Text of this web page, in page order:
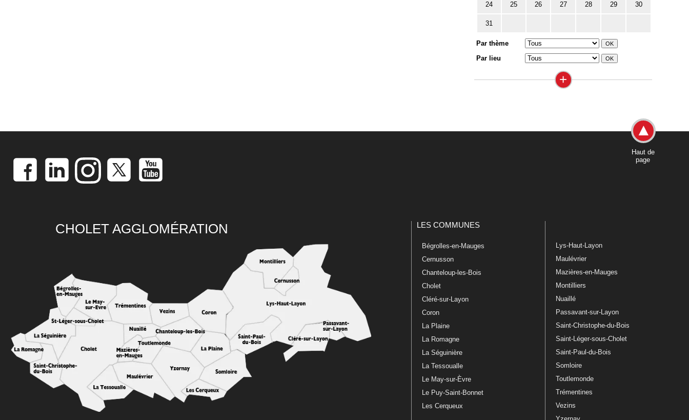
24 25 26 27 28 29 30
31
Par thème
Par lieu
+
Haut de
page
CHOLET AGGLOMÉRATION LES COMMUNES
Bégrolles-en-Mauges
Cernusson
Chanteloup-les-Bois
Cholet
Cléré-sur-Layon
Coron
La Plaine
La Romagne
La Séguinière
La Tessoualle
Le May-sur-Èvre
Le Puy-Saint-Bonnet
Les Cerqueux
Lys-Haut-Layon
Maulévrier
Mazières-en-Mauges
Montilliers
Nuaillé
Passavant-sur-Layon
Saint-Christophe-du-Bois
Saint-Léger-sous-Cholet
Saint-Paul-du-Bois
Somloire
Toutlemonde
Trémentines
Vezins